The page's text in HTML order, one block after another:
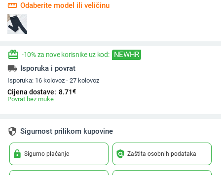
straighten Odaberite model ili veličinu
redeem -10% za nove korisnike uz kod: NEWHR
local_shipping Isporuka i povrat
Isporuka: 16 kolovoz - 27 kolovoz
Cijena dostave: 8.71€
Povrat bez muke
security Sigurnost prilikom kupovine
lock Sigurno plaćanje policy Zaštita osobnih podataka